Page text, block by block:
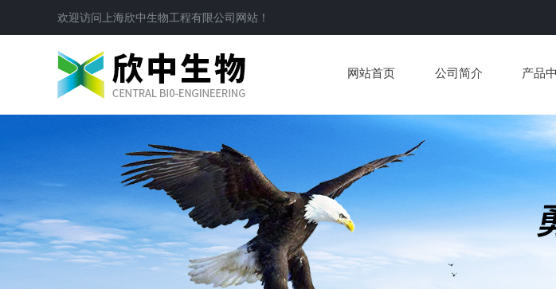
欢迎访问 上海欣中生物工程有限公司 网站！
网站首页 公司简介 产品